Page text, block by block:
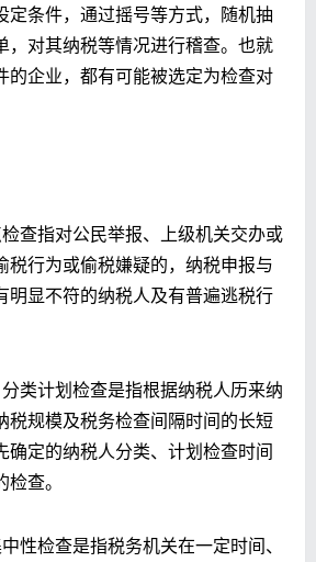
定条件，通过摇号等方式，随机抽
，对其纳税等情况进行稽查。也就
的企业，都有可能被选定为检查对
查指对公民举报、上级机关交办或
税行为或偷税嫌疑的，纳税申报与
明显不符的纳税人及有普遍逃税行
分类计划检查是指根据纳税人历来纳
税规模及税务检查间隔时间的长短
确定的纳税人分类、计划检查时间
查。
性检查是指税务机关在一定时间、